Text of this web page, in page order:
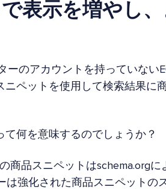
表示を増やし、
ーのアカウントを持っていない
ペットを使用して検索結果に
何を意味するのでしょうか？
商品スニペットはschema.orgに
は強化された商品スニペットの